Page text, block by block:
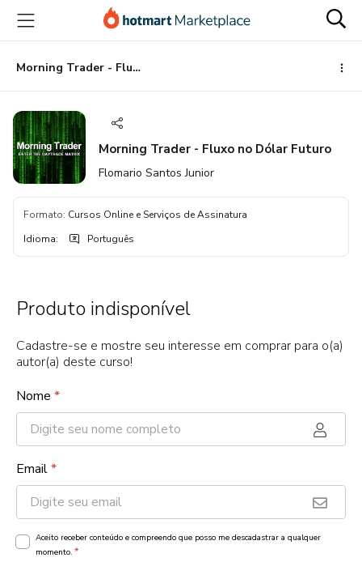
para
conteúdo
principal
para
pagamento
para
rodapé
Morning Trader - Fluxo no Dólar Futuro
Morning Trader - Fluxo no Dólar Futuro
Flomario Santos Junior
Formato: Cursos Online e Serviços de Assinatura
Idioma: Português
Produto indisponível
Cadastre-se e mostre seu interesse em comprar para o(a)
autor(a) deste curso!
Nome *
Email*
Aceito receber conteúdo e compreendo que posso me descadastrar a qualquer
momento. *